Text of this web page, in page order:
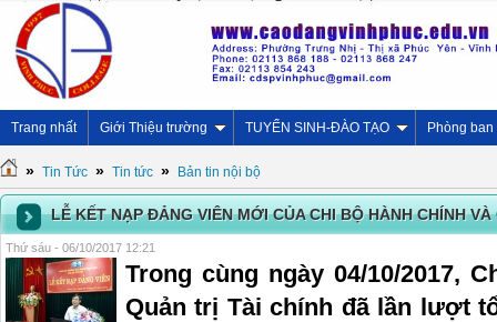
Trang nhất Giới Thiệu trường TUYỂN SINH-ĐÀO TẠO Phòng ban
» Tin Tức » Tin tức » Bản tin nội bộ
LỄ KẾT NẠP ĐẢNG VIÊN MỚI CỦA CHI BỘ HÀNH CHÍNH
Thứ sáu - 06/10/2017 12:21
Trong cùng ngày 04/10/2017,
Quản trị Tài chính đã lần lượt